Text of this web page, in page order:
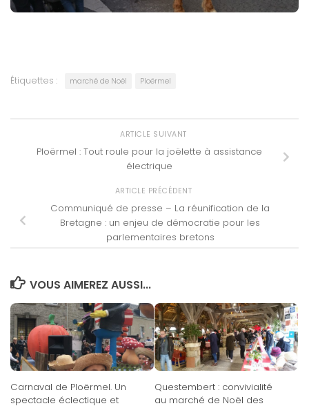
Étiquettes : marché de Noël Ploërmel
ARTICLE SUIVANT
Ploërmel : Tout roule pour la joëlette à assistance
électrique
ARTICLE PRÉCÉDENT
Communiqué de presse – La réunification de la
Bretagne : un enjeu de démocratie pour les
parlementaires bretons
VOUS AIMEREZ AUSSI...
Carnaval de Ploërmel. Un
spectacle éclectique et
Questembert : convivialité
au marché de Noël des